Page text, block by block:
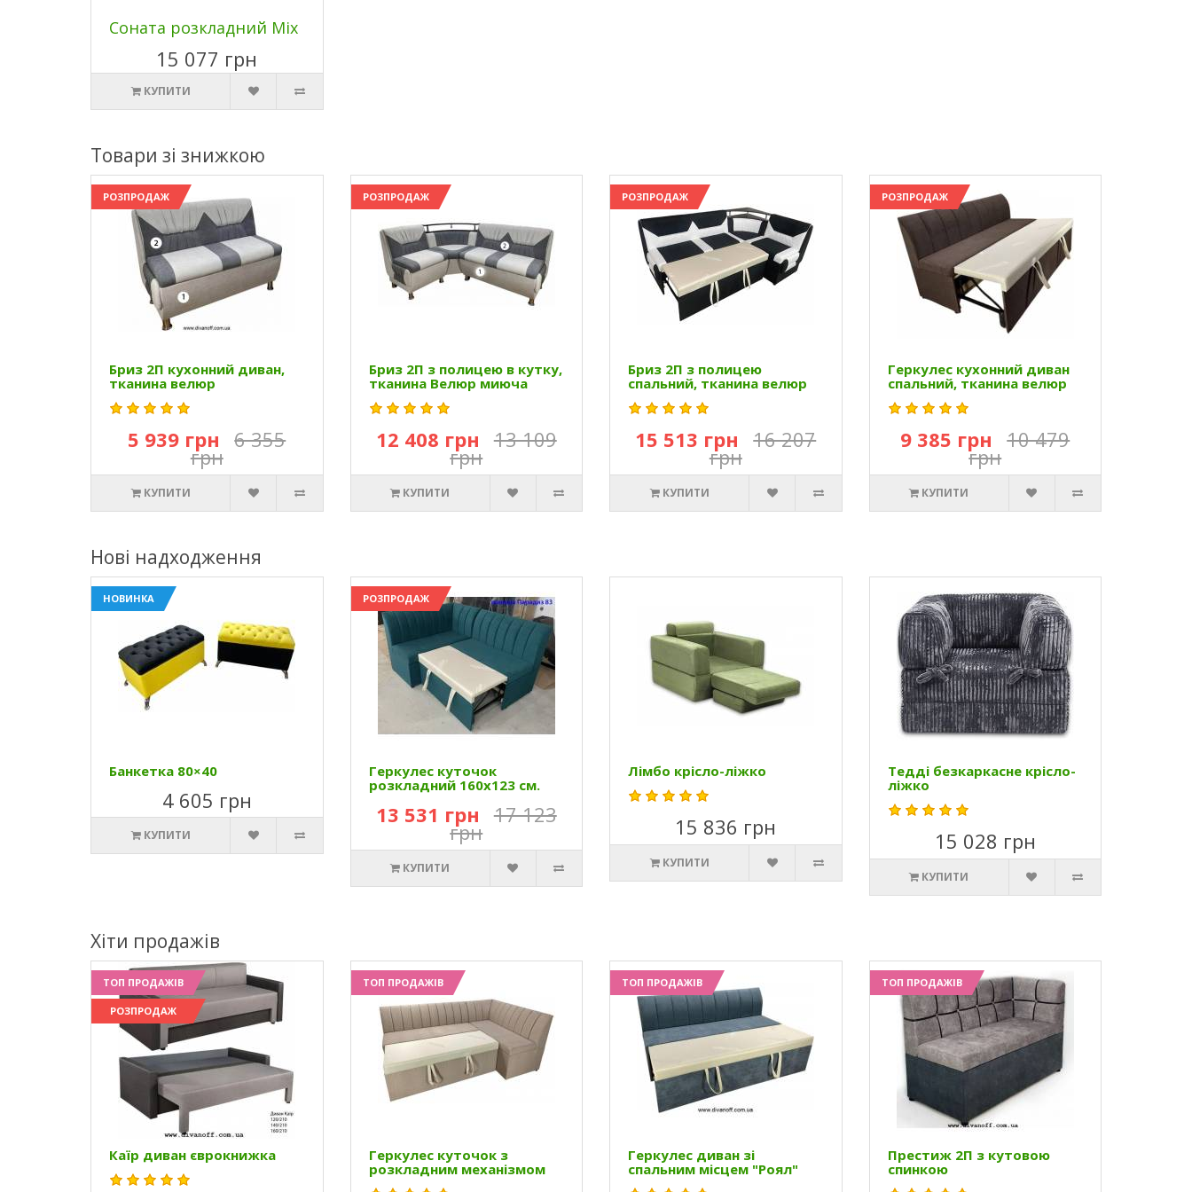
Соната розкладний Mix
15 077 грн
КУПИТИ
Товари зі знижкою
РОЗПРОДАЖ
Бриз 2П кухонний диван,
тканина велюр
5 939 грн 6 355
грн
КУПИТИ
РОЗПРОДАЖ
Бриз 2П з полицею в кутку,
тканина Велюр миюча
12 408 грн 13 109
грн
КУПИТИ
РОЗПРОДАЖ
Бриз 2П з полицею
спальний, тканина велюр
15 513 грн 16 207
грн
КУПИТИ
РОЗПРОДАЖ
Геркулес кухонний диван
спальний, тканина велюр
9 385 грн 10 479
грн
КУПИТИ
Нові надходження
НОВИНКА
Банкетка 80×40
4 605 грн
КУПИТИ
РОЗПРОДАЖ
Геркулес куточок
розкладний 160х123 см.
13 531 грн 17 123
грн
КУПИТИ
Лімбо крісло-ліжко
15 836 грн
КУПИТИ
Тедді безкаркасне крісло-
ліжко
15 028 грн
КУПИТИ
Хіти продажів
ТОП ПРОДАЖІВ
РОЗПРОДАЖ
Каїр диван єврокнижка
ТОП ПРОДАЖІВ
Геркулес куточок з
розкладним механізмом
ТОП ПРОДАЖІВ
Геркулес диван зі
спальним місцем "Роял"
ТОП ПРОДАЖІВ
Престиж 2П з кутовою
спинкою